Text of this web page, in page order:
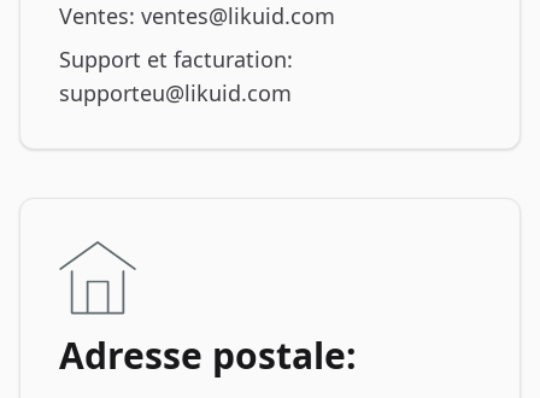
Ventes: ventes@likuid.com
Support et facturation:
supporteu@likuid.com
Adresse postale: